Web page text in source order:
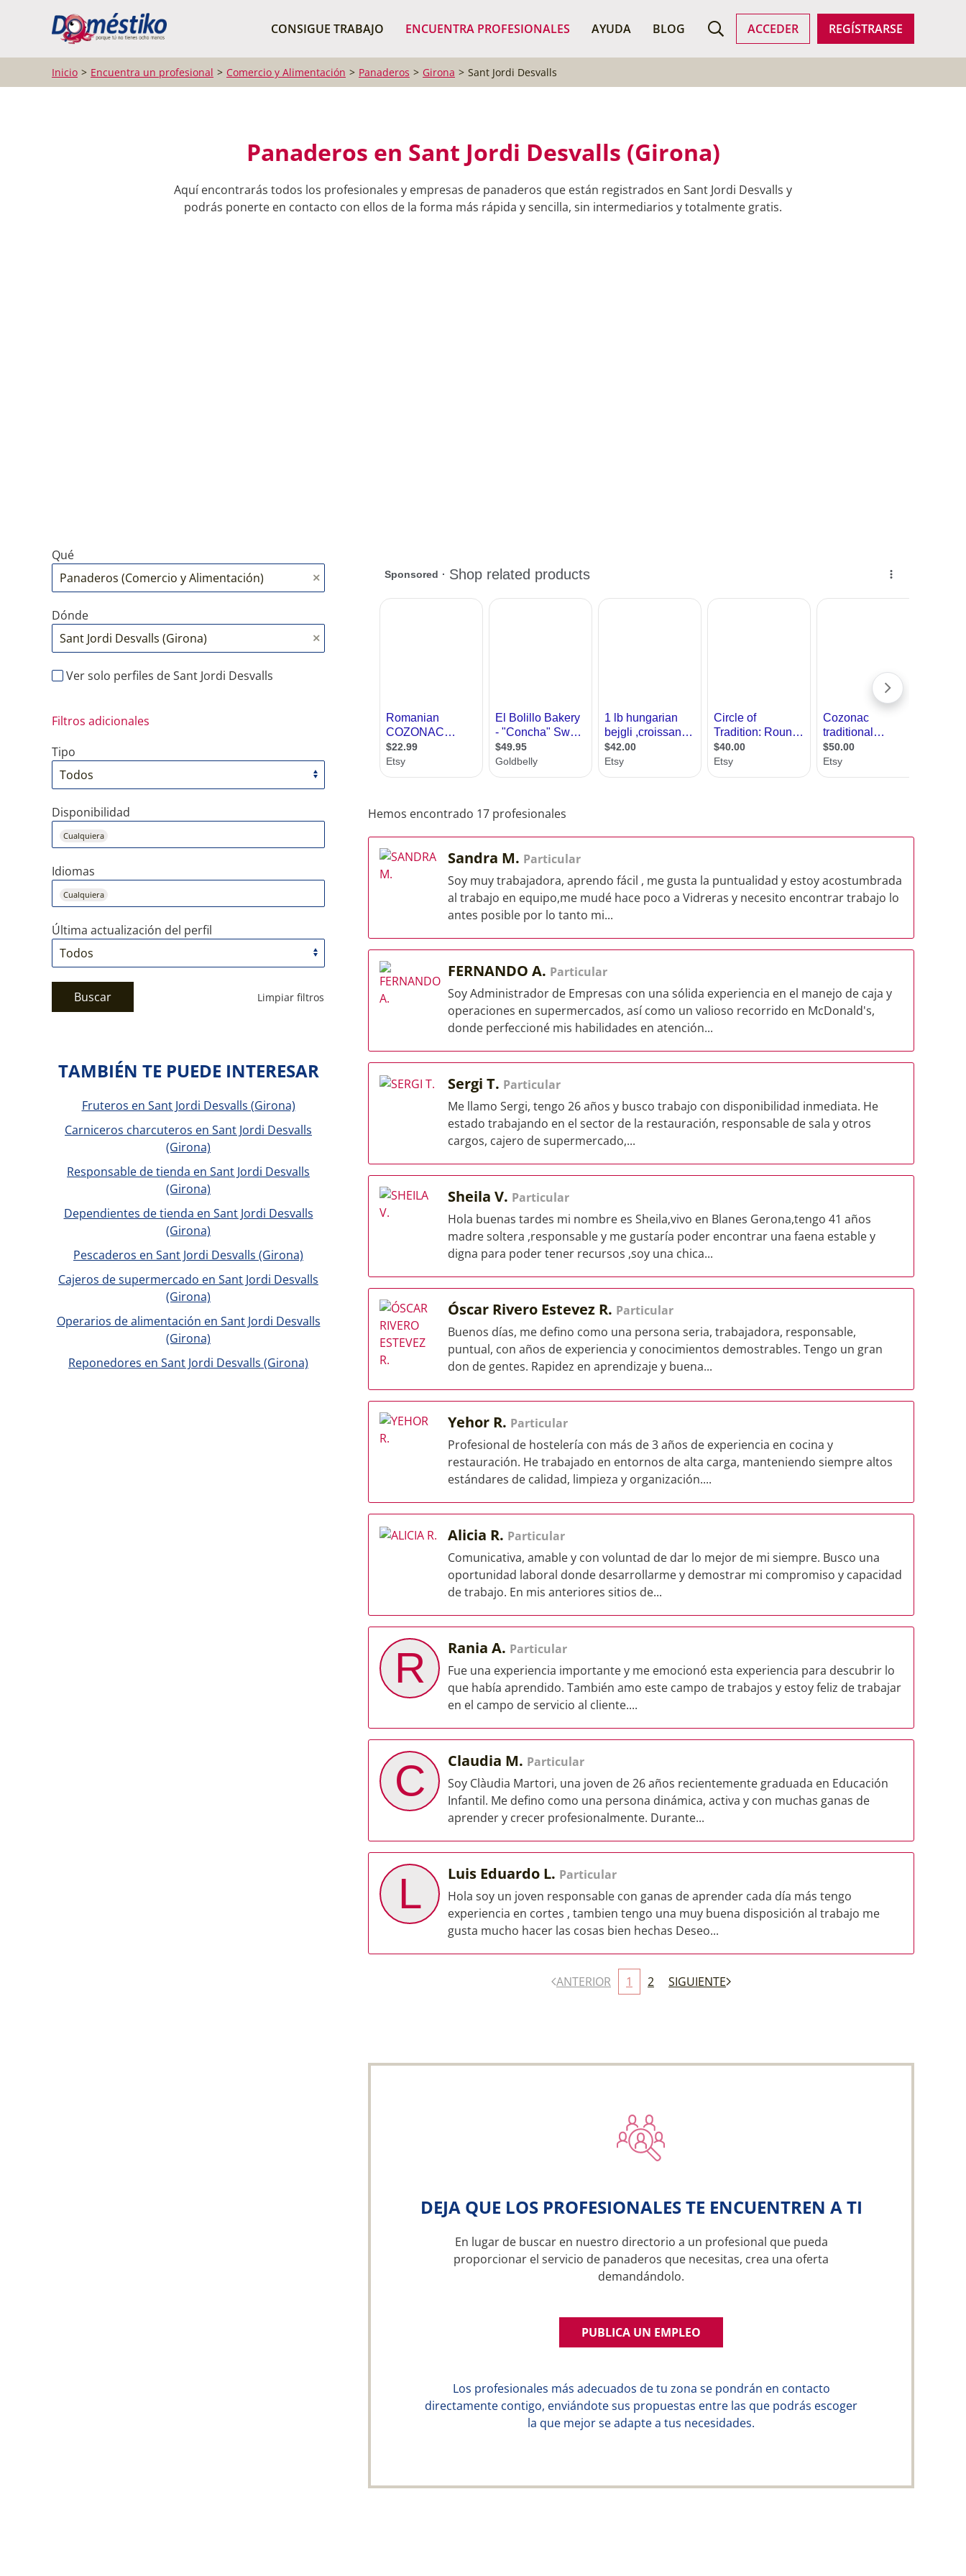
CONSIGUE TRABAJO ENCUENTRA PROFESIONALES AYUDA BLOG ACCEDER REGÍSTRARSE
BUSCAR PROFESIONALES
Inicio Encuentra un profesional Comercio y Alimentación Panaderos Girona Sant Jordi Desvalls
Panaderos en Sant Jordi Desvalls (Girona)
Aquí encontrarás todos los profesionales y empresas de panaderos que están registrados en Sant Jordi Desvalls y
podrás ponerte en contacto con ellos de la forma más rápida y sencilla, sin intermediarios y totalmente gratis.
Qué
Dónde
Ver solo perfiles de Sant Jordi Desvalls
Filtros adicionales
Tipo
Disponibilidad
Cualquiera
Idiomas
Cualquiera
Última actualización del perfil
Buscar Limpiar filtros
Hemos encontrado 17 profesionales
Sandra M. Particular
Soy muy trabajadora, aprendo fácil , me gusta la puntualidad y estoy acostumbrada
al trabajo en equipo,me mudé hace poco a Vidreras y necesito encontrar trabajo lo
antes posible por lo tanto mi...
FERNANDO A. Particular
Soy Administrador de Empresas con una sólida experiencia en el manejo de caja y
operaciones en supermercados, así como un valioso recorrido en McDonald's,
donde perfeccioné mis habilidades en atención...
Sergi T. Particular
Me llamo Sergi, tengo 26 años y busco trabajo con disponibilidad inmediata. He
estado trabajando en el sector de la restauración, responsable de sala y otros
cargos, cajero de supermercado,...
Sheila V. Particular
Hola buenas tardes mi nombre es Sheila,vivo en Blanes Gerona,tengo 41 años
madre soltera ,responsable y me gustaría poder encontrar una faena estable y
digna para poder tener recursos ,soy una chica...
Óscar Rivero Estevez R. Particular
Buenos días, me defino como una persona seria, trabajadora, responsable,
puntual, con años de experiencia y conocimientos demostrables. Tengo un gran
don de gentes. Rapidez en aprendizaje y buena...
Yehor R. Particular
Profesional de hostelería con más de 3 años de experiencia en cocina y
restauración. He trabajado en entornos de alta carga, manteniendo siempre altos
estándares de calidad, limpieza y organización....
Alicia R. Particular
Comunicativa, amable y con voluntad de dar lo mejor de mi siempre. Busco una
oportunidad laboral donde desarrollarme y demostrar mi compromiso y capacidad
de trabajo. En mis anteriores sitios de...
R Rania A. Particular
Fue una experiencia importante y me emocionó esta experiencia para descubrir lo
que había aprendido. También amo este campo de trabajos y estoy feliz de trabajar
en el campo de servicio al cliente....
C Claudia M. Particular
Soy Clàudia Martori, una joven de 26 años recientemente graduada en Educación
Infantil. Me defino como una persona dinámica, activa y con muchas ganas de
aprender y crecer profesionalmente. Durante...
L Luis Eduardo L. Particular
Hola soy un joven responsable con ganas de aprender cada día más tengo
experiencia en cortes , tambien tengo una muy buena disposición al trabajo me
gusta mucho hacer las cosas bien hechas Deseo...
ANTERIOR 1 2 SIGUIENTE
DEJA QUE LOS PROFESIONALES TE ENCUENTREN A TI
En lugar de buscar en nuestro directorio a un profesional que pueda
proporcionar el servicio de panaderos que necesitas, crea una oferta
demandándolo.
PUBLICA UN EMPLEO
Los profesionales más adecuados de tu zona se pondrán en contacto
directamente contigo, enviándote sus propuestas entre las que podrás escoger
la que mejor se adapte a tus necesidades.
TAMBIÉN TE PUEDE INTERESAR
Fruteros en Sant Jordi Desvalls (Girona)
Carniceros charcuteros en Sant Jordi Desvalls
(Girona)
Responsable de tienda en Sant Jordi Desvalls
(Girona)
Dependientes de tienda en Sant Jordi Desvalls
(Girona)
Pescaderos en Sant Jordi Desvalls (Girona)
Cajeros de supermercado en Sant Jordi Desvalls
(Girona)
Operarios de alimentación en Sant Jordi Desvalls
(Girona)
Reponedores en Sant Jordi Desvalls (Girona)